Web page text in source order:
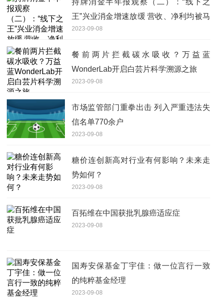
王”兴业消金增速放缓 营收、净利均被马
上消金超越
2023-09-08
餐前两片拦截碳水吸收？万益蓝
WonderLab开启白芸片科学溯源之旅
2023-09-08
市场监管部门重拳出击 列入严重违法失
信名单770余户
2023-09-08
糖价连创新高对行业有何影响？未来走
势如何？
2023-09-08
百拓维在中国获批乳腺癌适应症
2023-09-08
国寿安保基金丁宇佳：做一位言行一致
的纯粹基金经理
2023-09-08